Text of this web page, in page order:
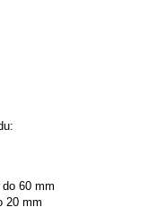
60 mm
20 mm